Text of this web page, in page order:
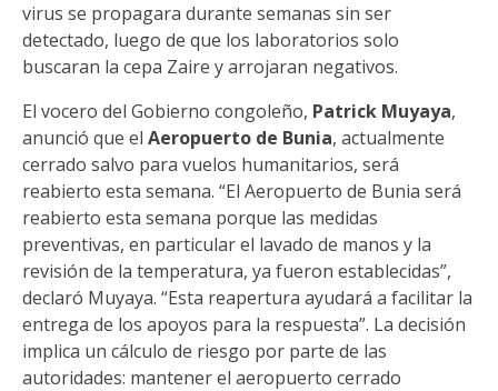
virus se propagara durante semanas sin ser
detectado, luego de que los laboratorios solo
buscaran la cepa Zaire y arrojaran negativos.
El vocero del Gobierno congoleño, Patrick Muyaya,
anunció que el Aeropuerto de Bunia, actualmente
cerrado salvo para vuelos humanitarios, será
reabierto esta semana. “El Aeropuerto de Bunia será
reabierto esta semana porque las medidas
preventivas, en particular el lavado de manos y la
revisión de la temperatura, ya fueron establecidas”,
declaró Muyaya. “Esta reapertura ayudará a facilitar la
entrega de los apoyos para la respuesta”. La decisión
implica un cálculo de riesgo por parte de las
autoridades: mantener el aeropuerto cerrado